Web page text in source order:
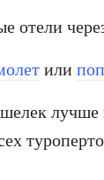
отели
или
лучше